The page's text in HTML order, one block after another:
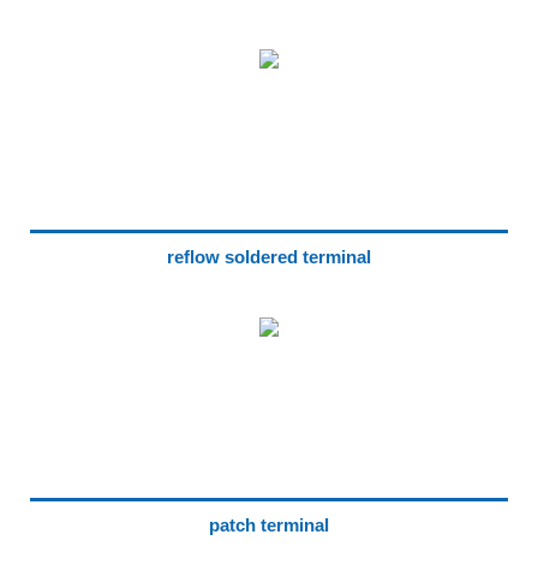
reflow soldered terminal
patch terminal